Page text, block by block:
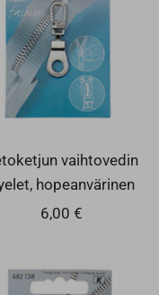
hopeanvärinen
Alennushinta
6,00 €